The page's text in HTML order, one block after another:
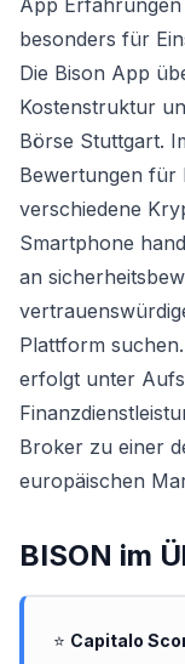
App
besonders für
Die Bison App
Kostenstruktur
Börse Stuttgart.
Bewertungen für
verschiedene
Smartphone
an
Plattform
erfolgt unter
Broker zu einer
europäischen
BISON im
⭐ Capitalo